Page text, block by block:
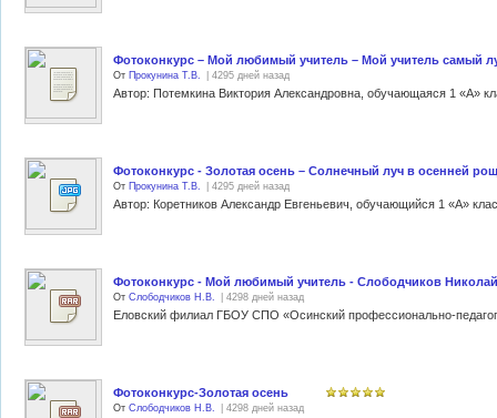
Фотоконкурс – Мой любимый учитель – Мой учитель самый
От Прокунина Т.В. | 4295 дней назад
Фотоконкурс - Золотая осень – Солнечный луч в осенней
От Прокунина Т.В. | 4295 дней назад
Фотоконкурс - Мой любимый учитель - Слободчиков
От Слободчиков Н.В. | 4298 дней назад
Фотоконкурс-Золотая осень
От Слободчиков Н.В. | 4298 дней назад